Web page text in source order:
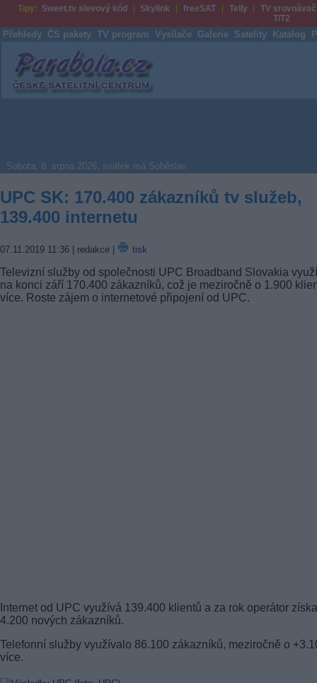
Tipy: Sweet.tv slevový kód Skylink freeSAT Telly
TV srovnávač
T/T2
Přehledy ČS pakety TV program Vysílače Galerie Satelity Katalog
Parabola.cz
Sobota, 8. srpna 2026, svátek má Soběslav
UPC SK: 170.400 zákazníků tv služeb,
139.400 internetu
07.11.2019 11:36 | redakce | tisk
Televizní služby od společnosti UPC Broadband Slovakia
na konci září 170.400 zákazníků, což je meziročně o 1.900
více. Roste zájem o internetové připojení od UPC.
Internet od UPC využívá 139.400 klientů a za rok operátor
4.200 nových zákazníků.
Telefonní služby využívalo 86.100 zákazníků, meziročně o
více.